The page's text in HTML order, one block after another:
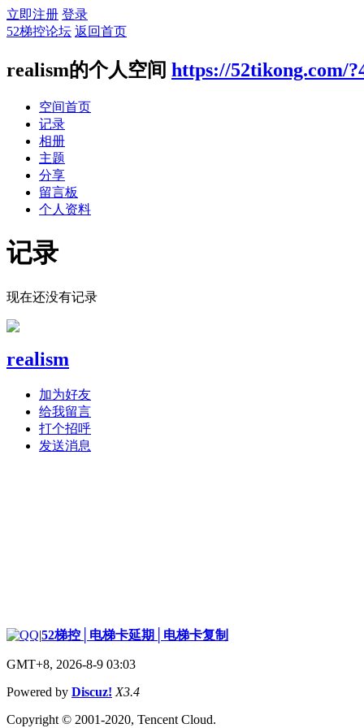
立即注册 登录
52梯控论坛 返回首页
realism的个人空间 https://52tikong.com/
空间首页
记录
相册
主题
分享
留言板
个人资料
记录
现在还没有记录
realism
加为好友
给我留言
打个招呼
发送消息
|52梯控│电梯卡延期│电梯卡复制
GMT+8, 2026-8-9 03:03
Powered by Discuz! X3.4
Copyright © 2001-2020, Tencent Cloud.